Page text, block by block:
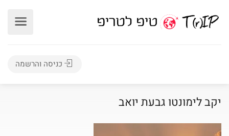
כניסה והרשמה
יקב לימונטו גבעת יואב